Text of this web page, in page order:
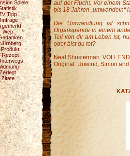
Spiele
Tipp
Web
Produkt
Rezept
Zerlegt
Zitate
auf der Flucht. Vor einem
bis 18 Jahren „umwandeln“
Die Umwandlung ist
Organspende in einem
Teil von dir am Leben ist,
oder bist du tot?
Neal Shusterman:
Original: Unwind, Simon